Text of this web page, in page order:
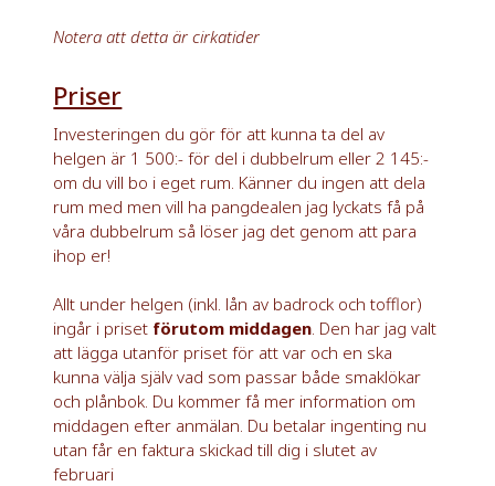
Notera att detta är cirkatider
Priser
Investeringen du gör för att kunna ta del av
helgen är 1 500:- för del i dubbelrum eller 2 145:-
om du vill bo i eget rum. Känner du ingen att dela
rum med men vill ha pangdealen jag lyckats få på
våra dubbelrum så löser jag det genom att para
ihop er!
Allt under helgen (inkl. lån av badrock och tofflor)
ingår i priset förutom middagen . Den har jag valt
att lägga utanför priset för att var och en ska
kunna välja själv vad som passar både smaklökar
och plånbok. Du kommer få mer information om
middagen efter anmälan. Du betalar ingenting nu
utan får en faktura skickad till dig i slutet av
februari